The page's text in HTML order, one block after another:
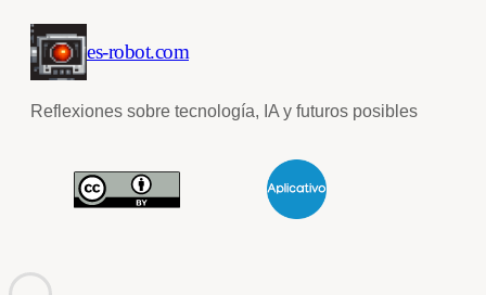
es-robot.com
Reflexiones sobre tecnología, IA y futuros posibles